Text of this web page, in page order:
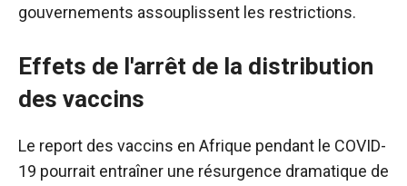
gouvernements assouplissent les restrictions.
Effets de l'arrêt de la distribution
des vaccins
Le report des vaccins en Afrique pendant le COVID-
19 pourrait entraîner une résurgence dramatique de